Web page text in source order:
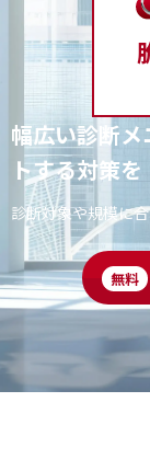
幅広い診断
トする対策を
診断対象や規模に
無料